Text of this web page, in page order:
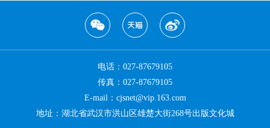
电话：027-87679105
传真：027-87679105
E-mail：cjsnet@vip.163.com
地址：湖北省武汉市洪山区雄楚大街268号出版文化城